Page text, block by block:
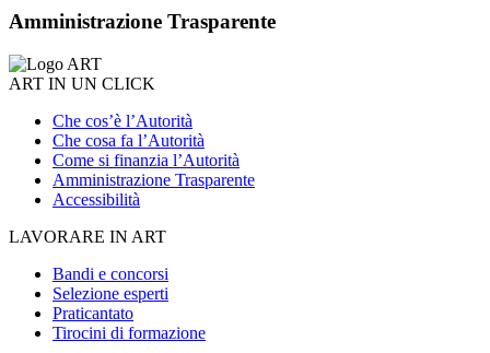
Amministrazione Trasparente
ART IN UN CLICK
Che cos’è l’Autorità
Che cosa fa l’Autorità
Come si finanzia l’Autorità
Amministrazione Trasparente
Accessibilità
LAVORARE IN ART
Bandi e concorsi
Selezione esperti
Praticantato
Tirocini di formazione